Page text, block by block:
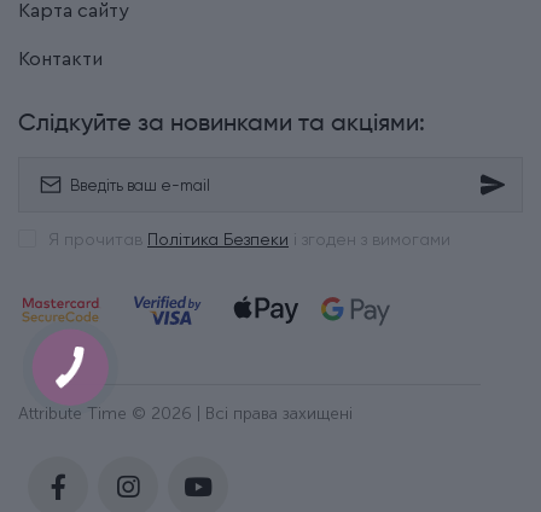
Карта сайту
Контакти
Слідкуйте за новинками та акціями:
Я прочитав Політика Безпеки і згоден з вимогами
Attribute Time © 2026 | Всі права захищені